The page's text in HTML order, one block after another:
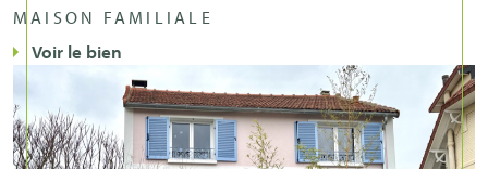
MAISON FAMILIALE
Voir le bien